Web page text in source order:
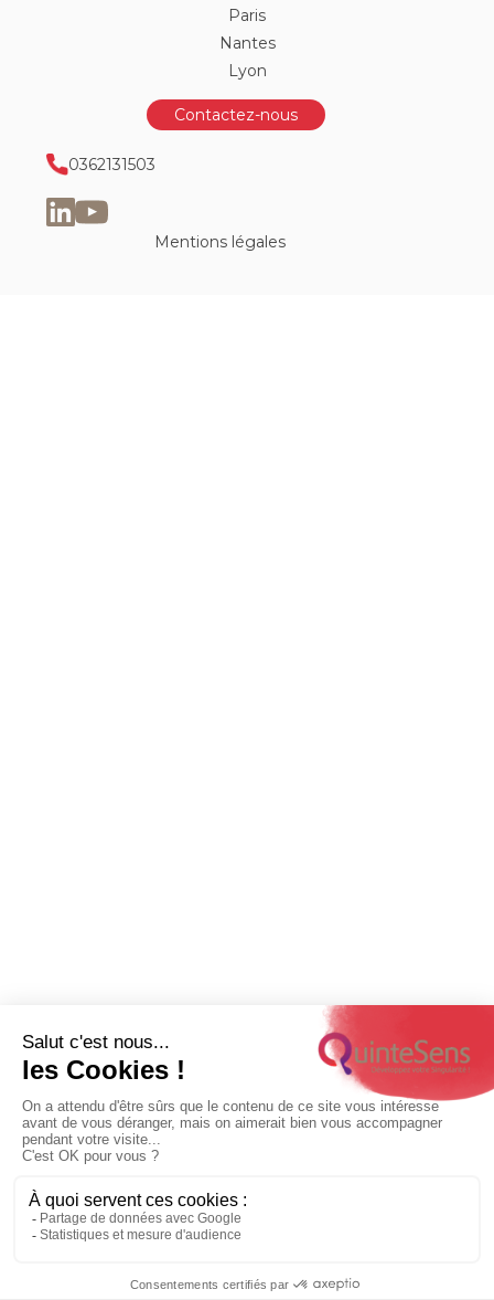
Paris
Nantes
Lyon
Contactez-nous
0362131503
Mentions légales